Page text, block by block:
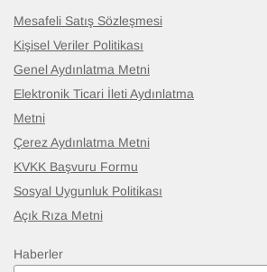
Mesafeli Satış Sözleşmesi
Kişisel Veriler Politikası
Genel Aydınlatma Metni
Elektronik Ticari İleti Aydınlatma
Metni
Çerez Aydınlatma Metni
KVKK Başvuru Formu
Sosyal Uygunluk Politikası
Açık Rıza Metni
Haberler